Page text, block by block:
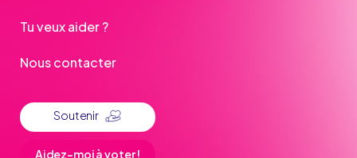
Tu veux aider ?
Nous contacter
Soutenir
Aidez-moi à voter !